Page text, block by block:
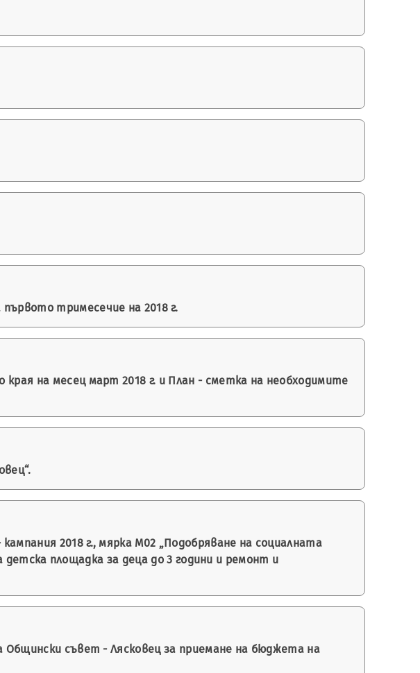
тримесечие на 2018 г.
на месец март 2018 г. и План - сметка на необходимите
2018 г., мярка М02 „Подобряване на социалната
площадка за деца до 3 години и ремонт и
Общински съвет - Лясковец за приемане на бюджета на